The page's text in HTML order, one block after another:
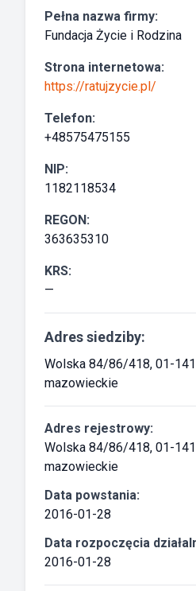
Pełna nazwa firmy:
Fundacja Życie i Rodzina
Strona internetowa:
https://ratujzycie.pl/
Telefon:
+48575475155
NIP:
1182118534
REGON:
363635310
KRS:
—
Adres siedziby:
Wolska 84/86/418, 01-
mazowieckie
Adres rejestrowy:
Wolska 84/86/418, 01-
mazowieckie
Data powstania:
2016-01-28
Data rozpoczęcia
2016-01-28